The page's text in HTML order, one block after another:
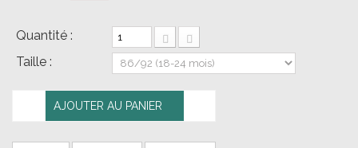
Quantité :
Taille :
AJOUTER AU PANIER